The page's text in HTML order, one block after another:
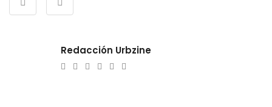
Redacción Urbzine
WebsiteTwitterFacebook
Youtube